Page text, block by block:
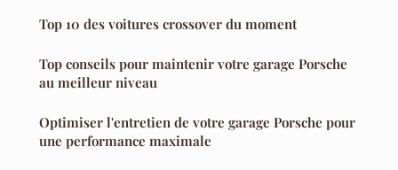
Top 10 des voitures crossover du moment
Top conseils pour maintenir votre garage Porsche
au meilleur niveau
Optimiser l'entretien de votre garage Porsche pour
une performance maximale